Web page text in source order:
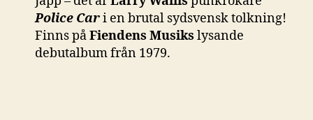
Police Cari en brutal sydsvensk tolkning!
Finns påFiendens Musiks lysande
debutalbum från 1979.